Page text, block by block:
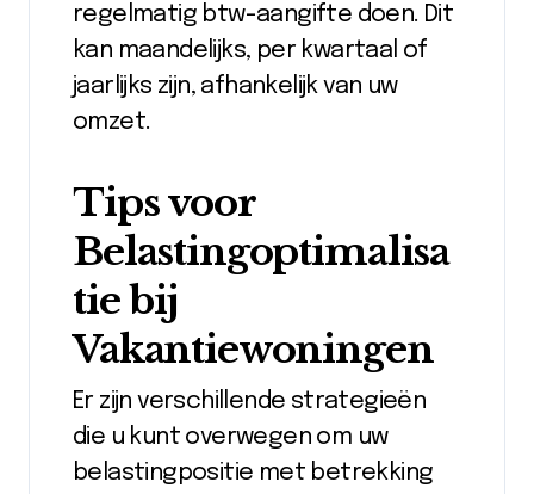
regelmatig btw-aangifte doen. Dit
kan maandelijks, per kwartaal of
jaarlijks zijn, afhankelijk van uw
omzet.
Tips voor
Belastingoptimalisa
tie bij
Vakantiewoningen
Er zijn verschillende strategieën
die u kunt overwegen om uw
belastingpositie met betrekking